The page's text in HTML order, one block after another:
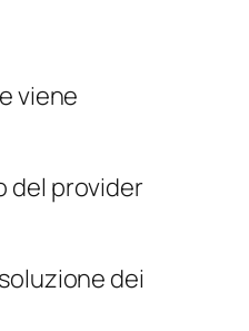
viene
del provider
dei